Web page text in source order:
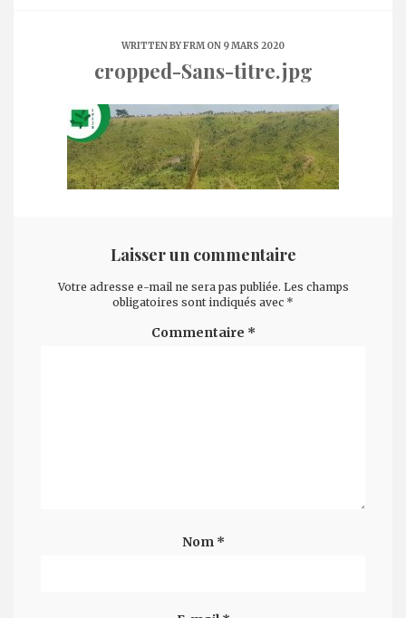
WRITTEN BYFRM ON 9 MARS 2020
cropped-Sans-titre.jpg
Laisser un commentaire
Votre adresse e-mail ne sera pas publiée. Les champs
obligatoires sont indiqués avec *
Commentaire *
Nom *